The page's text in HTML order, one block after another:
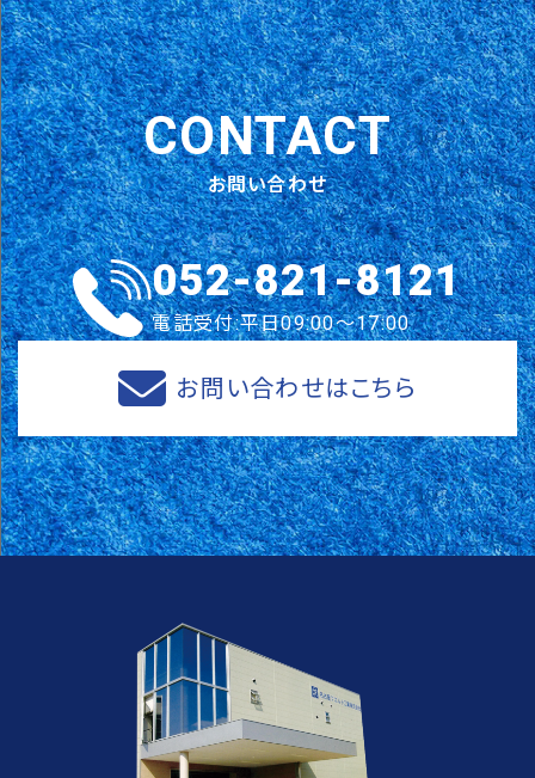
CONTACT
お問い合わせ
052-821-8121
電話受付:平日09:00～17:00
お問い合わせはこちら